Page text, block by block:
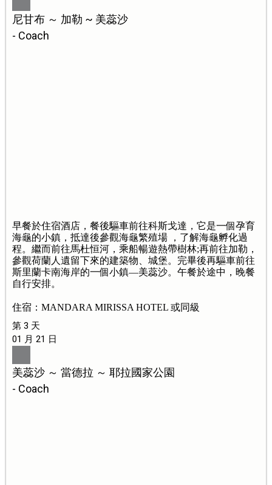
尼甘布 ～ 加勒 ~ 美蕊沙
- Coach
早餐於住宿酒店，餐後驅車前往科斯戈達，它是一個孕育
海龜的小鎮，抵達後參觀海龜繁殖場 ，了解海龜孵化過
程。繼而前往馬杜恒河，乘船暢遊熱帶樹林;再前往加勒，
參觀荷蘭人遺留下來的建築物、城堡。完畢後再驅車前往
斯里蘭卡南海岸的一個小鎮—美蕊沙。午餐於途中，晚餐
自行安排。
住宿：MANDARA MIRISSA HOTEL 或同級
第 3 天
01 月 21 日
美蕊沙 ～ 當德拉 ～ 耶拉國家公園
- Coach